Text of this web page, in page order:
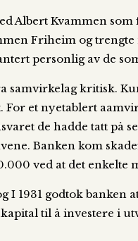
Albert Kvammen
Friheim og
personlig av de
samvirkelag kritisk.
For et nyetablert
de hadde tatt på
Banken kom
ved at det
I 1931 godtok
til å investere i